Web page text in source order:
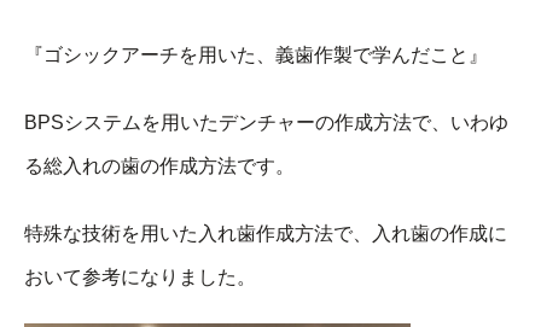
『ゴシックアーチを用いた、義歯作製で学んだこと』
BPSシステムを用いたデンチャーの作成方法で、いわゆ
る総入れの歯の作成方法です。
特殊な技術を用いた入れ歯作成方法で、入れ歯の作成に
おいて参考になりました。